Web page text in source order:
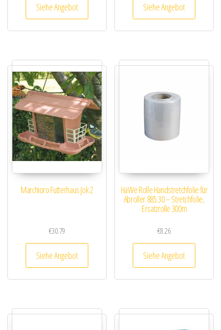
Siehe Angebot Siehe Angebot
Marchioro Futterhaus Jok 2
€30.79
Siehe Angebot
HaWe Rolle Handstretchfolie für
Abroller 885.30 – Stretchfolie,
Ersatzrolle 300m
€8.26
Siehe Angebot